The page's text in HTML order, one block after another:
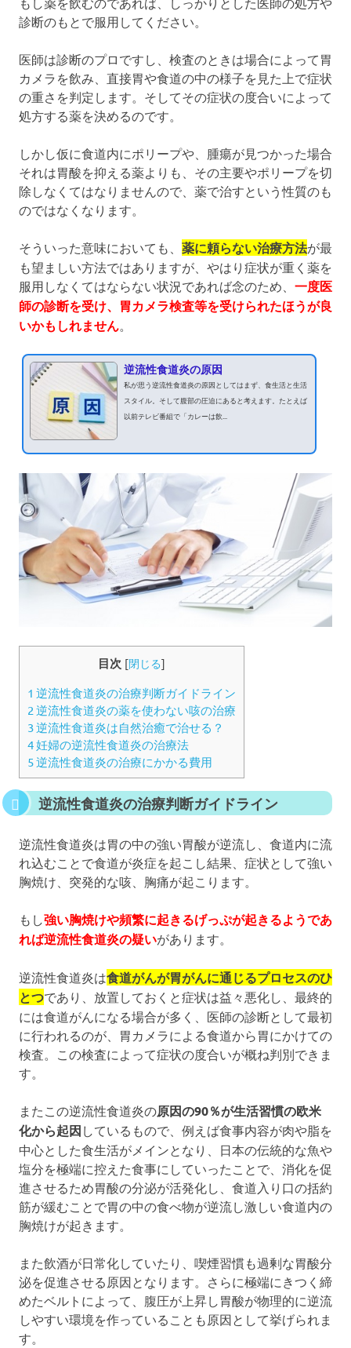
診断のもとで服用してください。
医師は診断のプロですし、検査のときは場合によって胃
カメラを飲み、直接胃や食道の中の様子を見た上で症状
の重さを判定します。そしてその症状の度合いによって
処方する薬を決めるのです。
しかし仮に食道内にポリープや、腫瘍が見つかった場合
それは胃酸を抑える薬よりも、その主要やポリープを切
除しなくてはなりませんので、薬で治すという性質のも
のではなくなります。
そういった意味においても、 薬に頼らない治療方法が最
も望ましい方法ではありますが、やはり症状が重く薬を
服用しなくてはならない状況であれば念のため、 一度医
師の診断を受け、胃カメラ検査等を受けられたほうが良
いかもしれません。
逆流性食道炎の原因
私が思う逆流性食道炎の原因としてはまず、食生活と生活
スタイル。そして腹部の圧迫にあると考えます。たとえば
以前テレビ番組で「カレーは飲...
目次 [閉じる]
1 逆流性食道炎の治療判断ガイドライン
2 逆流性食道炎の薬を使わない咳の治療
3逆流性食道炎は自然治癒で治せる？
4妊婦の逆流性食道炎の治療法
5逆流性食道炎の治療にかかる費用
逆流性食道炎の治療判断ガイドライン
逆流性食道炎は胃の中の強い胃酸が逆流し、食道内に流
れ込むことで食道が炎症を起こし結果、症状として強い
胸焼け、突発的な咳、胸痛が起こります。
もし 強い胸焼けや頻繁に起きるげっぷが起きるようであ
れば逆流性食道炎の疑いがあります。
逆流性食道炎は食道がんが胃がんに通じるプロセスのひ
とつであり、放置しておくと症状は益々悪化し、最終的
には食道がんになる場合が多く、医師の診断として最初
に行われるのが、胃カメラによる食道から胃にかけての
検査。この検査によって症状の度合いが概ね判別できま
す。
またこの逆流性食道炎の原因の90％が生活習慣の欧米
化から起因 しているもので、例えば食事内容が肉や脂を
中心とした食生活がメインとなり、日本の伝統的な魚や
塩分を極端に控えた食事にしていったことで、消化を促
進させるため胃酸の分泌が活発化し、食道入り口の括約
筋が緩むことで胃の中の食べ物が逆流し激しい食道内の
胸焼けが起きます。
また飲酒が日常化していたり、喫煙習慣も過剰な胃酸分
泌を促進させる原因となります。さらに極端にきつく締
めたベルトによって、腹圧が上昇し胃酸が物理的に逆流
しやすい環境を作っていることも原因として挙げられま
す。